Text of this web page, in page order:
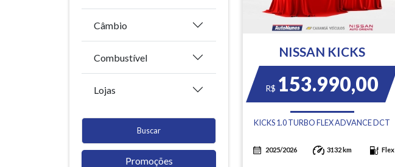
Câmbio
Combustível
Lojas
Buscar
Promoções
NISSAN KICKS
R$ 153.990,00
KICKS 1.0 TURBO FLEX ADVANCE DCT
2025/2026 3132 km Flex